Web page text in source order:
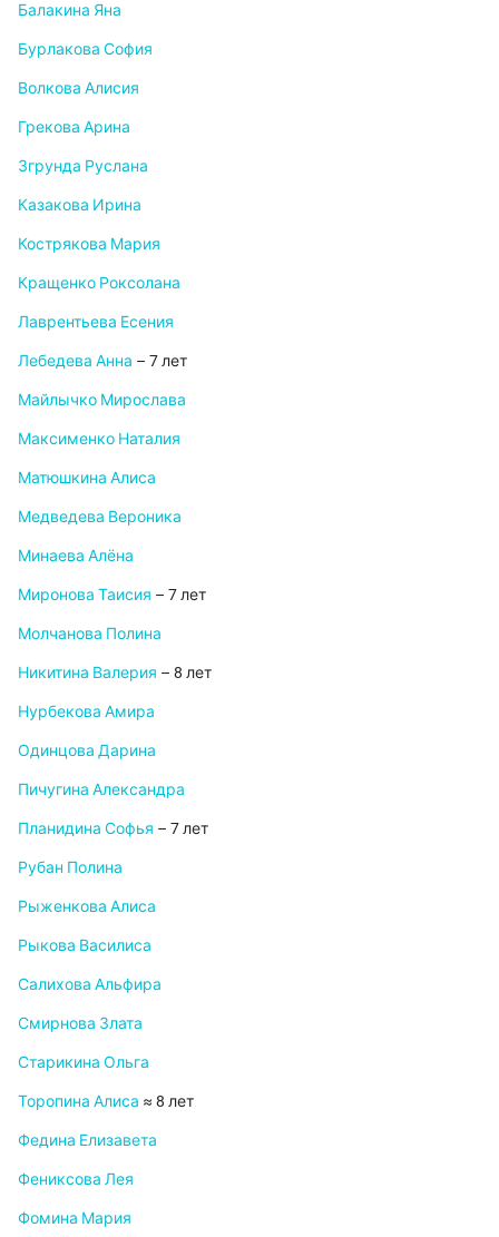
Балакина Яна
Бурлакова София
Волкова Алисия
Грекова Арина
Згрунда Руслана
Казакова Ирина
Кострякова Мария
Кращенко Роксолана
Лаврентьева Есения
Лебедева Анна – 7 лет
Майлычко Мирослава
Максименко Наталия
Матюшкина Алиса
Медведева Вероника
Минаева Алёна
Миронова Таисия – 7 лет
Молчанова Полина
Никитина Валерия – 8 лет
Нурбекова Амира
Одинцова Дарина
Пичугина Александра
Планидина Софья – 7 лет
Рубан Полина
Рыженкова Алиса
Рыкова Василиса
Салихова Альфира
Смирнова Злата
Старикина Ольга
Торопина Алиса ≈ 8 лет
Федина Елизавета
Фениксова Лея
Фомина Мария